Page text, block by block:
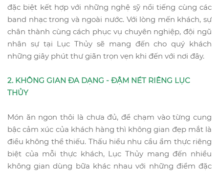
đặc biệt kết hợp với những nghệ sỹ nổi tiếng cùng các
band nhạc trong và ngoài nước. Với lòng mến khách, sự
chân thành cùng cách phục vụ chuyên nghiệp, đội ngũ
nhân sự tại Lục Thủy sẽ mang đến cho quý khách
những giây phút thư giãn trọn vẹn khi đến với nơi đây.
2. KHÔNG GIAN ĐA DẠNG - ĐẬM NÉT RIÊNG LỤC
THỦY
Món ăn ngon thôi là chưa đủ, để chạm vào từng cung
bậc cảm xúc của khách hàng thì không gian đẹp mắt là
điều không thể thiếu. Thấu hiểu nhu cầu ẩm thực riêng
biệt của mỗi thực khách, Lục Thủy mang đến nhiều
không gian dùng bữa khác nhau với những điểm đặc